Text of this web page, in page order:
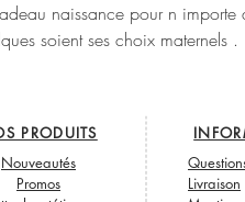
naissance pour n importe
soient ses choix maternels .
PRODUITS
Livraison
Nouveautés
Promos